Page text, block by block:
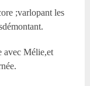
;varlopant les
avec Mélie,et